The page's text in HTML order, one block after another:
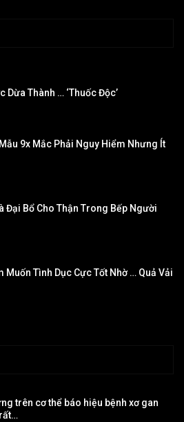
Dừa Thành … ‘thuốc Độc’
9x Mắc Phải Nguy Hiểm Nhưng Ít
Đại Bổ Cho Thận Trong Bếp Người
Muốn Tình Dục Cực Tốt Nhờ … Quả Vải
trên cơ thể báo hiệu bệnh xơ gan